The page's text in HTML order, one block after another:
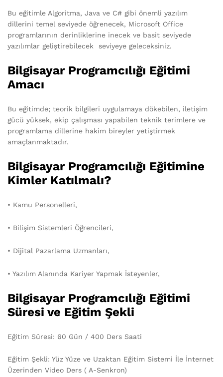
Bu eğitimle Algoritma, Java ve C# gibi önemli yazılım
dillerini temel seviyede öğrenecek, Microsoft Office
programlarının derinliklerine inecek ve basit seviyede
yazılımlar geliştirebilecek seviyeye geleceksiniz.
Bilgisayar Programcılığı Eğitimi
Amacı
Bu eğitimde; teorik bilgileri uygulamaya dökebilen, iletişim
gücü yüksek, ekip çalışması yapabilen teknik terimlere ve
programlama dillerine hakim bireyler yetiştirmek
amaçlanmaktadır.
Bilgisayar Programcılığı Eğitimine
Kimler Katılmalı?
• Kamu Personelleri,
• Bilişim Sistemleri Öğrencileri,
• Dijital Pazarlama Uzmanları,
• Yazılım Alanında Kariyer Yapmak İsteyenler,
Bilgisayar Programcılığı Eğitimi
Süresi ve Eğitim Şekli
Eğitim Süresi: 60 Gün / 400 Ders Saati
Eğitim Şekli: Yüz Yüze ve Uzaktan Eğitim Sistemi İle İnternet
Üzerinden Video Ders ( A-Senkron)